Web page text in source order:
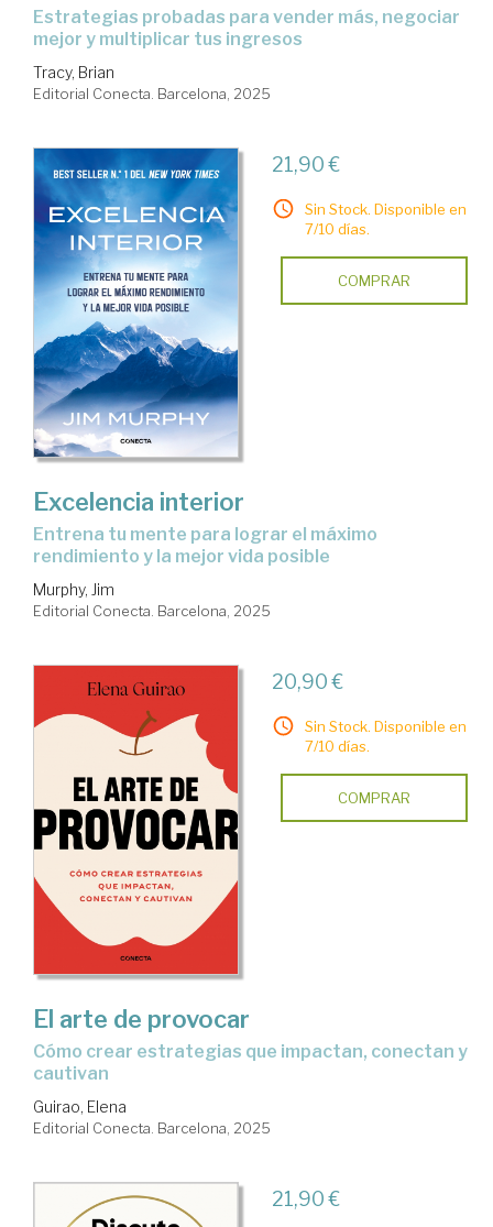
Estrategias probadas para vender más, negociar
mejor y multiplicar tus ingresos
Tracy, Brian
Editorial Conecta. Barcelona, 2025
21,90 €
Sin Stock. Disponible en
7/10 días.
COMPRAR
Excelencia interior
Entrena tu mente para lograr el máximo
rendimiento y la mejor vida posible
Murphy, Jim
Editorial Conecta. Barcelona, 2025
20,90 €
Sin Stock. Disponible en
7/10 días.
COMPRAR
El arte de provocar
Cómo crear estrategias que impactan, conectan y
cautivan
Guirao, Elena
Editorial Conecta. Barcelona, 2025
21,90 €